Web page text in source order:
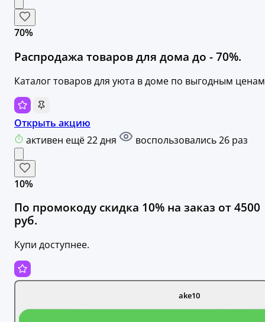
70%
Распродажа товаров для дома до - 70%.
Каталог товаров для уюта в доме по выгодным ценам
Открыть акцию
активен ещё 22 дня
воспользовались 26 раз
10%
По промокоду скидка 10% на заказ от 4500
руб.
Купи доступнее.
ake10